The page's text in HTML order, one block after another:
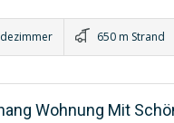
650 m Strand
Wohnung Mit